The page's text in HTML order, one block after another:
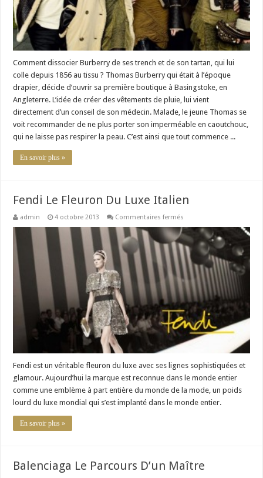
Comment dissocier Burberry de ses trench et de son tartan, qui lui
colle depuis 1856 au tissu ? Thomas Burberry qui était à l’époque
drapier, décide d’ouvrir sa première boutique à Basingstoke, en
Angleterre. L’idée de créer des vêtements de pluie, lui vient
directement d’un conseil de son médecin. Malade, le jeune Thomas se
voit recommander de ne plus porter son imperméable en caoutchouc,
qui ne laisse pas respirer la peau. C’est ainsi que tout commence ...
En savoir plus »
Fendi Le Fleuron Du Luxe Italien
admin 4 octobre 2013 Commentaires fermés
Le
Fleuron
Du
Luxe
Italien
Fendi est un véritable fleuron du luxe avec ses lignes sophistiquées et
glamour. Aujourd’hui la marque est reconnue dans le monde entier
comme une emblème à part entière du monde de la mode, un poids
lourd du luxe mondial qui s’est implanté dans le monde entier.
En savoir plus »
Balenciaga Le Parcours D’un Maître